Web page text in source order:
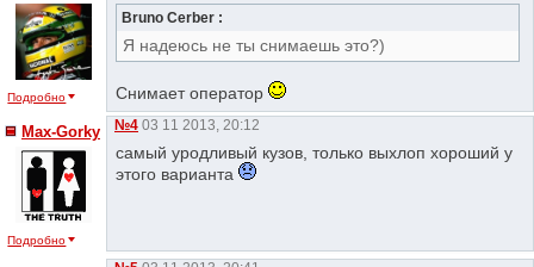
Подробно
Bruno Cerber :
Я надеюсь не ты снимаешь это?)
Снимает оператор
Max-Gorky
Подробно
№4 03 11 2013, 20:12
самый уродливый кузов, только выхлоп хороший у
этого варианта